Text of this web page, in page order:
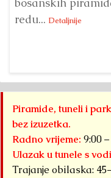
bosanskih
redu... Detaljnije
Piramide, tuneli i
bez izuzetka.
Radno vrijeme: 9:00
Ulazak u tunele s
Trajanje obilaska: